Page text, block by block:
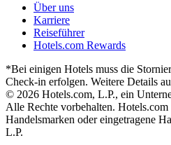
Über uns
Karriere
Reiseführer
Hotels.com Rewards
*Bei einigen Hotels muss die
Check-in erfolgen. Weitere Details
© 2026 Hotels.com, L.P., ein
Alle Rechte vorbehalten.
Handelsmarken oder eingetragene
L.P.